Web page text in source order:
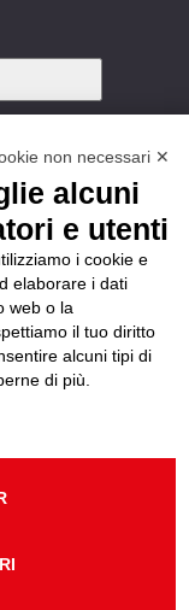
non necessari ✕
alcuni
e utenti
i cookie e
elaborare i dati
web o la
il tuo diritto
alcuni tipi di
di più.